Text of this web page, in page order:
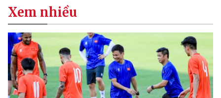
Xem nhiều